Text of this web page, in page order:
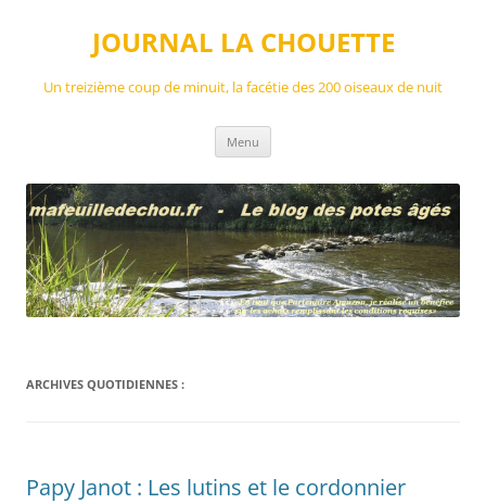
JOURNAL LA CHOUETTE
Un treizième coup de minuit, la facétie des 200 oiseaux de nuit
Menu
ARCHIVES QUOTIDIENNES :
Papy Janot : Les lutins et le cordonnier